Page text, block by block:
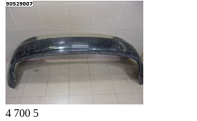
4 700 5